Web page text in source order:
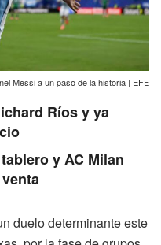
Messi a un paso de la historia | EFE
Ríos y ya
y AC Milan
duelo determinante este